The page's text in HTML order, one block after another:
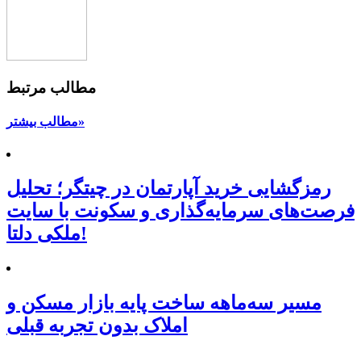
مطالب مرتبط
مطالب بیشتر»
رمزگشایی خرید آپارتمان در چیتگر؛ تحلیل
فرصت‌های سرمایه‌گذاری و سکونت با سایت
ملکی دلتا!
مسیر سه‌ماهه ساخت پایه بازار مسکن و
املاک بدون تجربه قبلی